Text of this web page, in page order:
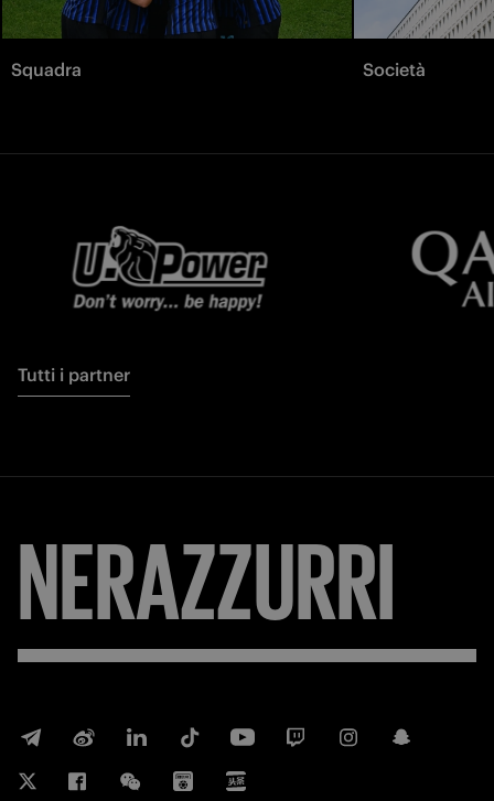
Squadra Società
Tutti i partner
NERAZZURRI